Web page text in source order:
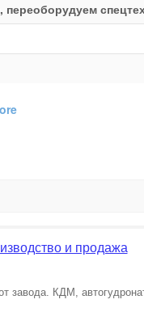
и продажа
завода. КДМ,